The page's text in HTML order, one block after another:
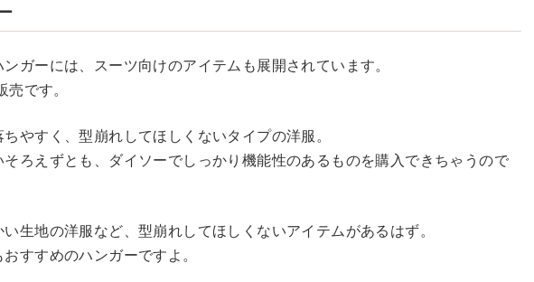
ガーには、スーツ向けのアイテムも展開されています。
です。
やすく、型崩れしてほしくないタイプの洋服。
ろえずとも、ダイソーでしっかり機能性のあるものを購入できちゃうので
生地の洋服など、型崩れしてほしくないアイテムがあるはず。
すすめのハンガーですよ。